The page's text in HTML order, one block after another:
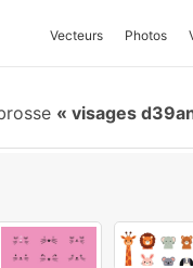
Vecteurs Photos
visages